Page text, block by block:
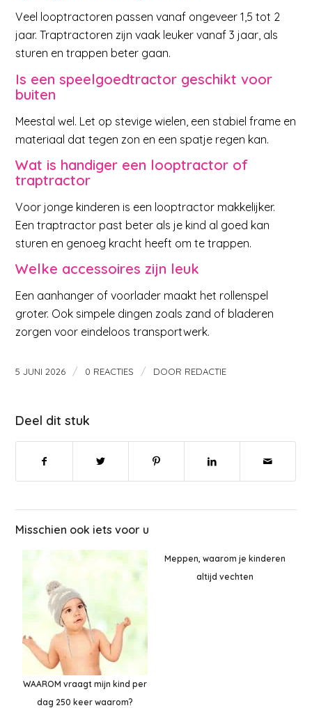
Veel looptractoren passen vanaf ongeveer 1,5 tot 2
jaar. Traptractoren zijn vaak leuker vanaf 3 jaar, als
sturen en trappen beter gaan.
Is een speelgoedtractor geschikt voor
buiten
Meestal wel. Let op stevige wielen, een stabiel frame en
materiaal dat tegen zon en een spatje regen kan.
Wat is handiger een looptractor of
traptractor
Voor jonge kinderen is een looptractor makkelijker.
Een traptractor past beter als je kind al goed kan
sturen en genoeg kracht heeft om te trappen.
Welke accessoires zijn leuk
Een aanhanger of voorlader maakt het rollenspel
groter. Ook simpele dingen zoals zand of bladeren
zorgen voor eindeloos transportwerk.
5 JUNI 2026 / 0 REACTIES / DOOR REDACTIE
Deel dit stuk
Misschien ook iets voor u
WAAROM vraagt mijn kind per
dag 250 keer waarom?
Meppen, waarom je kinderen
altijd vechten